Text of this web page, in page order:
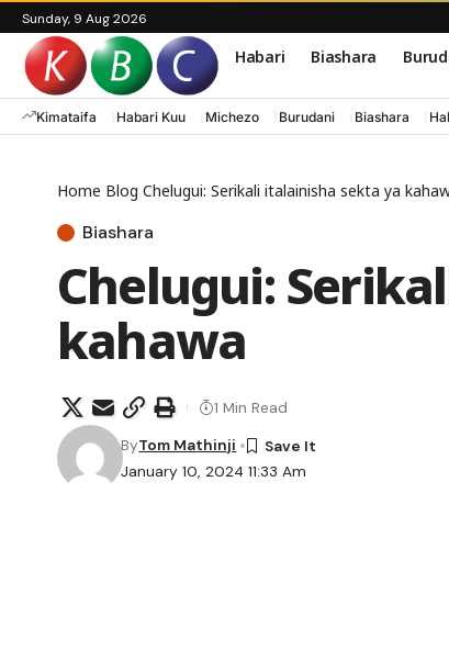
Sunday, 9 Aug 2026
Habari Biashara
Kimataifa Habari Kuu Michezo Burudani Biashara
Home Blog Chelugui: Serikali italainisha sekta ya
Biashara
Chelugui:
kahawa
January 10, 2024 11:33 Am
ByTom Mathinji
1 Min Read